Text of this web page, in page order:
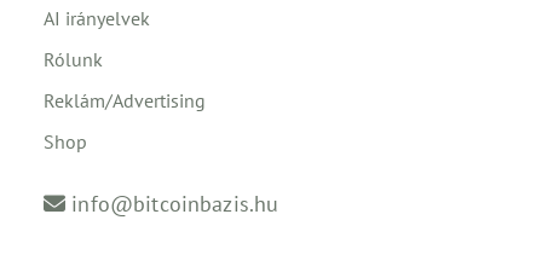
AI irányelvek
Rólunk
Reklám/Advertising
Shop
info@bitcoinbazis.hu